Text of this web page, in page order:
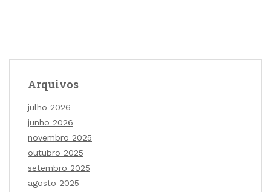
Arquivos
julho 2026
junho 2026
novembro 2025
outubro 2025
setembro 2025
agosto 2025